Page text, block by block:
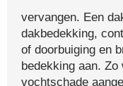
vervangen. Een
dakbedekking,
of doorbuiging en
bedekking aan.
vochtschade